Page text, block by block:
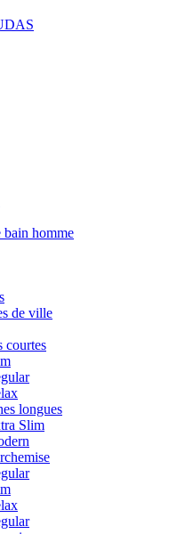
homme
de ville
courtes
longues
Slim